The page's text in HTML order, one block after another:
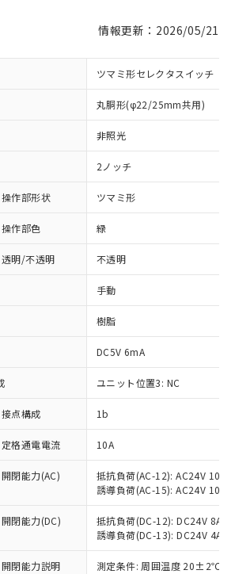
情報更新：2026/05/21
ツマミ形セレクタスイッチ
丸胴形(φ22/25mm共用)
非照光
2ノッチ
操作部形状 ツマミ形
操作部色 緑
透明/不透明 不透明
手動
樹脂
DC5V 6mA
ユニット位置3: NC
接点構成 1b
定格通電電流 10A
開閉能力(AC)
抵抗負荷(AC-12): AC24V 10A/
誘導負荷(AC-15): AC24V
開閉能力(DC)
抵抗負荷(DC-12): DC24V 8A/
誘導負荷(DC-13): DC24V 4A/
開閉能力説明 測定条件: 周囲温度 20±2℃、
況
：EU RoHS指令（10物質）の
応した製品が提供可能な商品で
EU RoHS指令（10物質）の非含
た製品に切り替える予定のある